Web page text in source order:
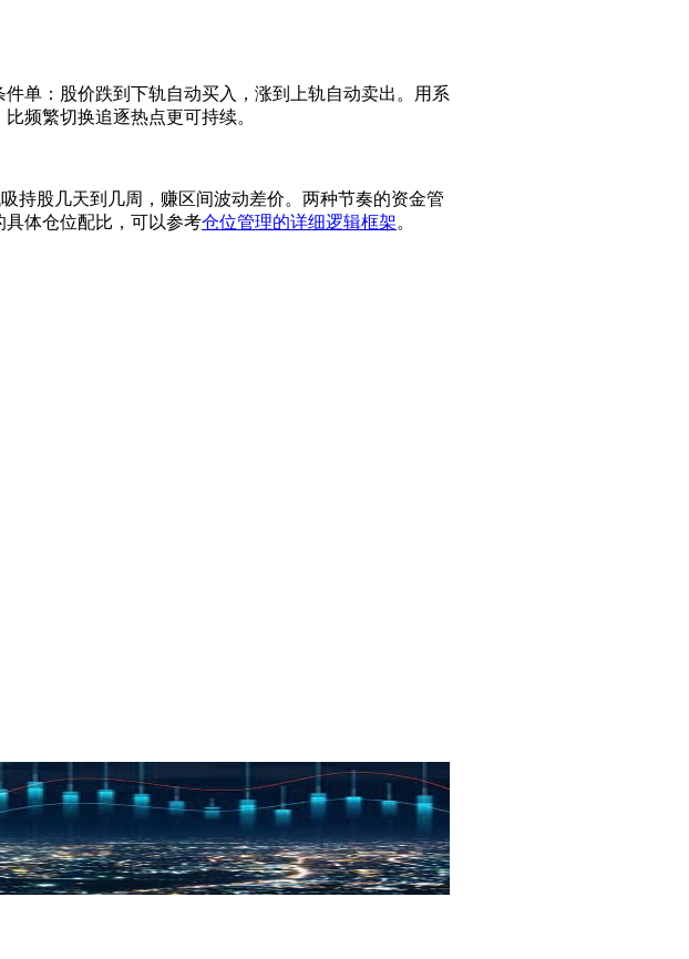
单：股价跌到下轨自动买入，涨到上轨自动卖出。用系
频繁切换追逐热点更可持续。
持股几天到几周，赚区间波动差价。两种节奏的资金管
体仓位配比，可以参考仓位管理的详细逻辑框架。